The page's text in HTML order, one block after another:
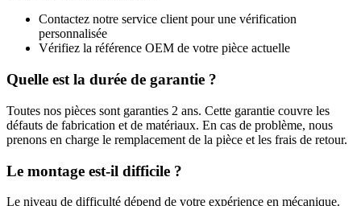
Contactez notre service client pour une vérification
personnalisée
Vérifiez la référence OEM de votre pièce actuelle
Quelle est la durée de garantie ?
Toutes nos pièces sont garanties 2 ans. Cette garantie couvre les
défauts de fabrication et de matériaux. En cas de problème, nous
prenons en charge le remplacement de la pièce et les frais de retour.
Le montage est-il difficile ?
Le niveau de difficulté dépend de votre expérience en mécanique.